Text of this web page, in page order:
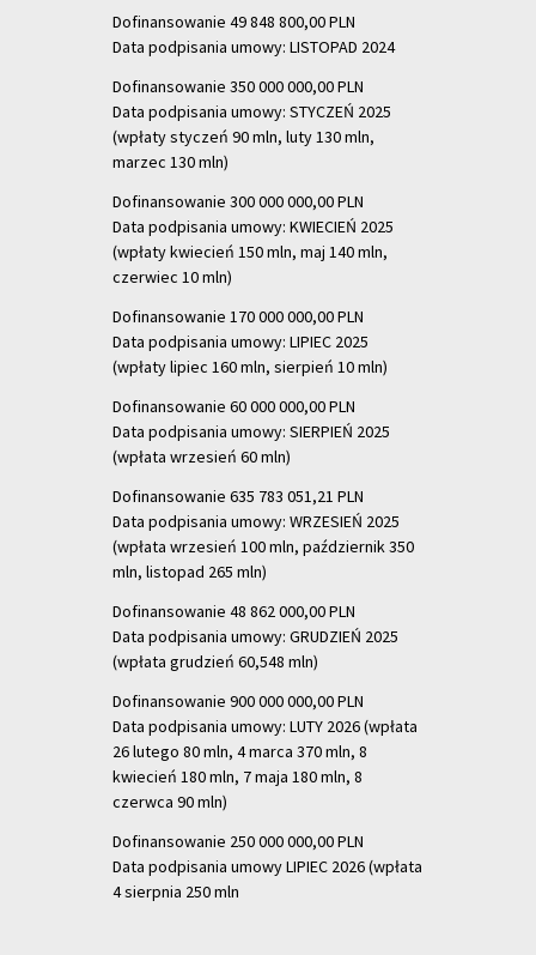
Dofinansowanie 49 848 800,00 PLN
Data podpisania umowy: LISTOPAD 2024
Dofinansowanie 350 000 000,00 PLN
Data podpisania umowy: STYCZEŃ 2025
(wpłaty styczeń 90 mln, luty 130 mln,
marzec 130 mln)
Dofinansowanie 300 000 000,00 PLN
Data podpisania umowy: KWIECIEŃ 2025
(wpłaty kwiecień 150 mln, maj 140 mln,
czerwiec 10 mln)
Dofinansowanie 170 000 000,00 PLN
Data podpisania umowy: LIPIEC 2025
(wpłaty lipiec 160 mln, sierpień 10 mln)
Dofinansowanie 60 000 000,00 PLN
Data podpisania umowy: SIERPIEŃ 2025
(wpłata wrzesień 60 mln)
Dofinansowanie 635 783 051,21 PLN
Data podpisania umowy: WRZESIEŃ 2025
(wpłata wrzesień 100 mln, październik 350
mln, listopad 265 mln)
Dofinansowanie 48 862 000,00 PLN
Data podpisania umowy: GRUDZIEŃ 2025
(wpłata grudzień 60,548 mln)
Dofinansowanie 900 000 000,00 PLN
Data podpisania umowy: LUTY 2026 (wpłata
26 lutego 80 mln, 4 marca 370 mln, 8
kwiecień 180 mln, 7 maja 180 mln, 8
czerwca 90 mln)
Dofinansowanie 250 000 000,00 PLN
Data podpisania umowy LIPIEC 2026 (wpłata
4 sierpnia 250 mln